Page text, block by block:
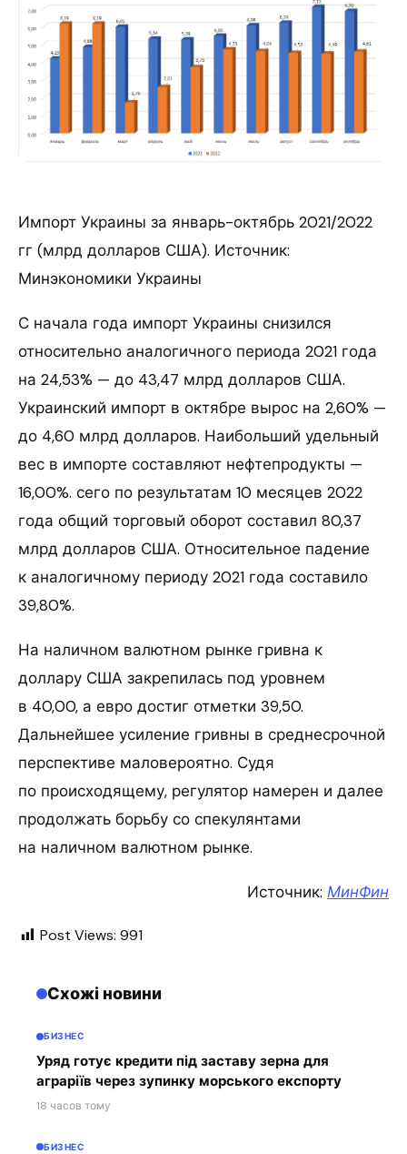
Импорт Украины за январь-октябрь 2021/2022
гг (млрд долларов США). Источник:
Минэкономики Украины
С начала года импорт Украины снизился
относительно аналогичного периода 2021 года
на 24,53% — до 43,47 млрд долларов США.
Украинский импорт в октябре вырос на 2,60% —
до 4,60 млрд долларов. Наибольший удельный
вес в импорте составляют нефтепродукты —
16,00%. сего по результатам 10 месяцев 2022
года общий торговый оборот составил 80,37
млрд долларов США. Относительное падение
к аналогичному периоду 2021 года составило
39,80%.
На наличном валютном рынке гривна к
доллару США закрепилась под уровнем
в 40,00, а евро достиг отметки 39,50.
Дальнейшее усиление гривны в среднесрочной
перспективе маловероятно. Судя
по происходящему, регулятор намерен и далее
продолжать борьбу со спекулянтами
на наличном валютном рынке.
Источник: МинФин
Post Views: 991
Схожі новини
БИЗНЕС
Уряд готує кредити під заставу зерна для
аграріїв через зупинку морського експорту
18 часов тому
БИЗНЕС